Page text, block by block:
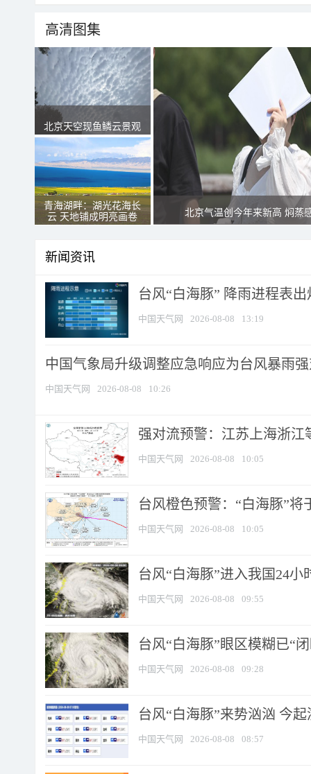
高清图集
北京天空现鱼鳞云景观
青海湖畔：湖光花海长
云 天地铺成明亮画卷
北京气温创今年来新高 焖蒸
新闻资讯
台风“白海豚” 降雨进程表
中国天气网 2026-08-08 13:19
中国气象局升级调整应急响应为台风暴雨
中国天气网 2026-08-08 10:26
强对流预警：江苏上海浙江
中国天气网 2026-08-08 10:05
台风橙色预警：“白海豚”将
中国天气网 2026-08-08 10:05
台风“白海豚”进入我国24
中国天气网 2026-08-08 09:55
台风“白海豚”眼区模糊已“
中国天气网 2026-08-08 09:28
台风“白海豚”来势汹汹 今
中国天气网 2026-08-08 08:57